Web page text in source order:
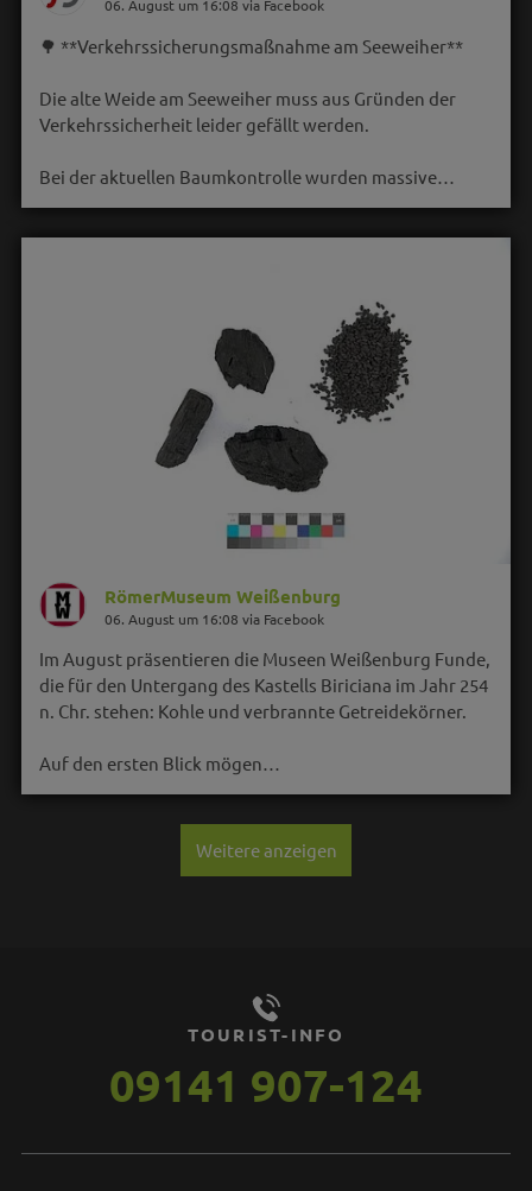
06. August um 16:08 via Facebook
🌳 **Verkehrssicherungsmaßnahme am Seeweiher**
Die alte Weide am Seeweiher muss aus Gründen der
Verkehrssicherheit leider gefällt werden.
Bei der aktuellen Baumkontrolle wurden massive…
RömerMuseum Weißenburg
06. August um 16:08 via Facebook
Im August präsentieren die Museen Weißenburg Funde,
die für den Untergang des Kastells Biriciana im Jahr 254
n. Chr. stehen: Kohle und verbrannte Getreidekörner.
Auf den ersten Blick mögen…
Weitere anzeigen
TOURIST-INFO
09141 907-124